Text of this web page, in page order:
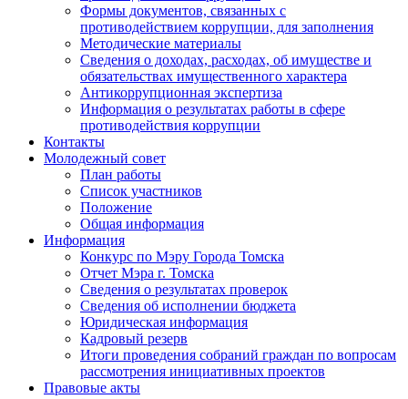
Формы документов, связанных с
противодействием коррупции, для заполнения
Методические материалы
Сведения о доходах, расходах, об имуществе и
обязательствах имущественного характера
Антикоррупционная экспертиза
Информация о результатах работы в сфере
противодействия коррупции
Контакты
Молодежный совет
План работы
Список участников
Положение
Общая информация
Информация
Конкурс по Мэру Города Томска
Отчет Мэра г. Томска
Сведения о результатах проверок
Сведения об исполнении бюджета
Юридическая информация
Кадровый резерв
Итоги проведения собраний граждан по вопросам
рассмотрения инициативных проектов
Правовые акты